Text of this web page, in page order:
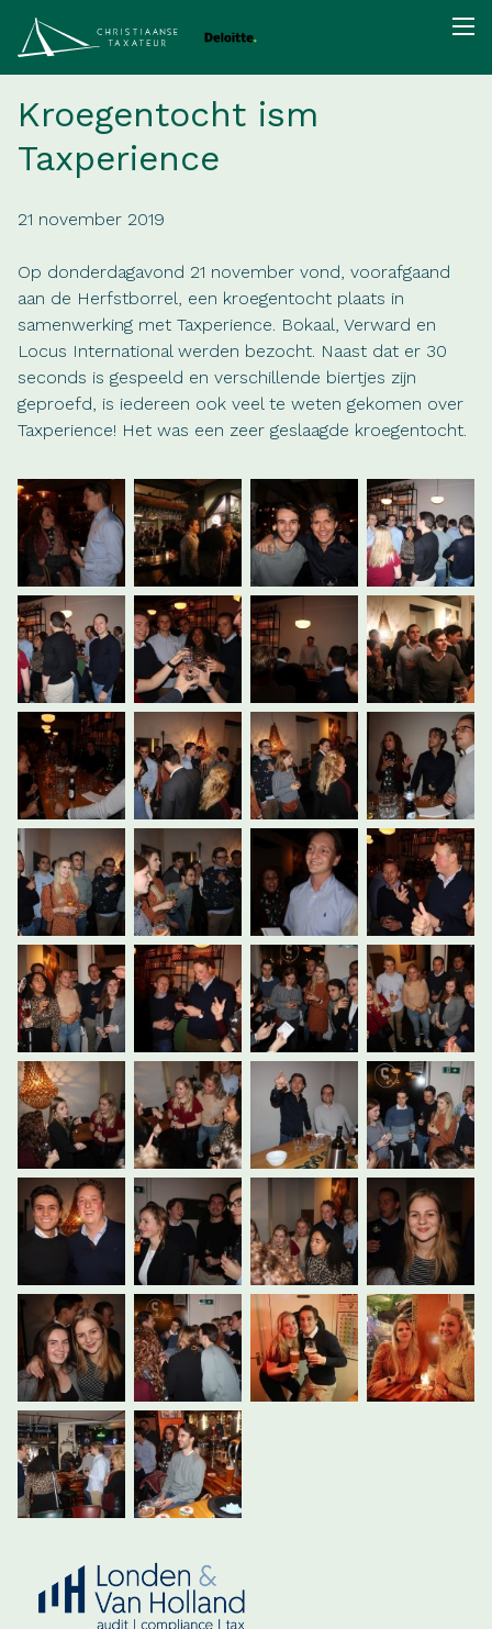
Kroegentocht ism
Taxperience
21 november 2019
Op donderdagavond 21 november vond, voorafgaand
aan de Herfstborrel, een kroegentocht plaats in
samenwerking met Taxperience. Bokaal, Verward en
Locus International werden bezocht. Naast dat er 30
seconds is gespeeld en verschillende biertjes zijn
geproefd, is iedereen ook veel te weten gekomen over
Taxperience! Het was een zeer geslaagde kroegentocht.